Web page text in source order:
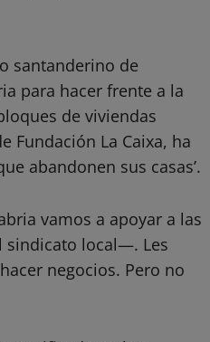
santanderino de
para hacer frente a la
de viviendas
Fundación La Caixa, ha
abandonen sus casas’.
vamos a apoyar a las
sindicato local—. Les
negocios. Pero no